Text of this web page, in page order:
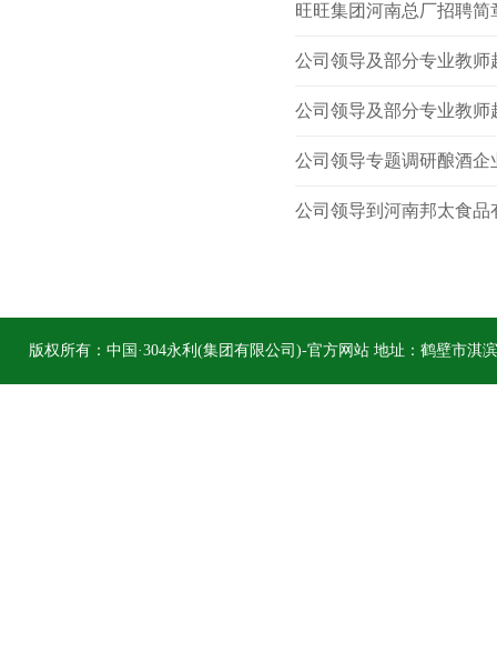
旺旺集团河南总厂招聘简
公司领导及部分专业教
公司领导及部分专业教师
公司领导专题调研酿酒企
公司领导到河南邦太食品
版权所有：中国·304永利(集团有限公司)-官方网站 地址：鹤壁市淇